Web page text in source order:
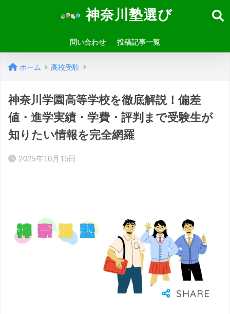
神奈川塾選び
問い合わせ 投稿記事一覧
ホーム 高校受験
神奈川学園高等学校を徹底解説！偏差
値・進学実績・学費・評判まで受験生が
知りたい情報を完全網羅
2025年10月15日